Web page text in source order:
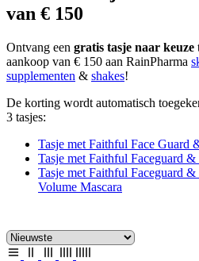
van € 150
Ontvang een gratis tasje naar keuze
aankoop van € 150 aan RainPharma
supplementen & shakes!
De korting wordt automatisch
3 tasjes:
Tasje met Faithful Face Guard
Tasje met Faithful Faceguard
Tasje met Faithful Faceguard
Volume Mascara